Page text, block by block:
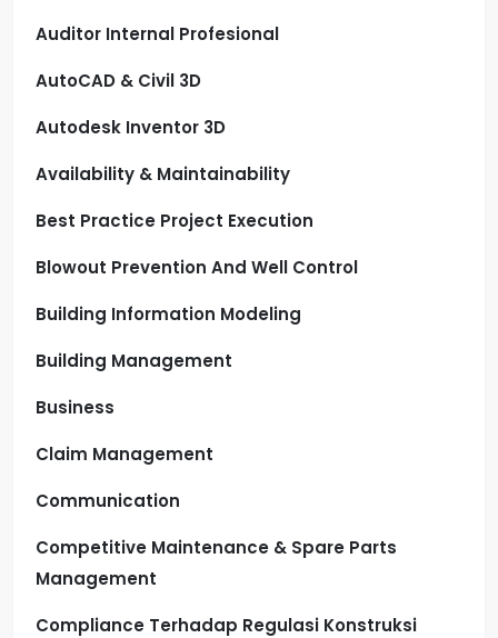
Auditor Internal Profesional
AutoCAD & Civil 3D
Autodesk Inventor 3D
Availability & Maintainability
Best Practice Project Execution
Blowout Prevention And Well Control
Building Information Modeling
Building Management
Business
Claim Management
Communication
Competitive Maintenance & Spare Parts
Management
Compliance Terhadap Regulasi Konstruksi